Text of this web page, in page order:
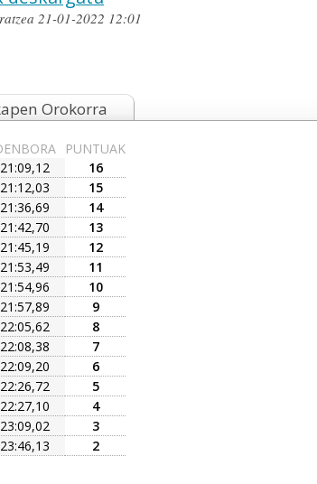
21-01-2022 12:01
Orokorra
PUNTUAK
21:09,12
16
21:12,03
15
21:36,69
14
21:42,70
13
21:45,19
12
21:53,49
11
21:54,96
10
21:57,89
9
22:05,62
8
22:08,38
7
22:09,20
6
22:26,72
5
22:27,10
4
23:09,02
3
23:46,13 2